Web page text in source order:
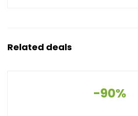
Related deals
-90%